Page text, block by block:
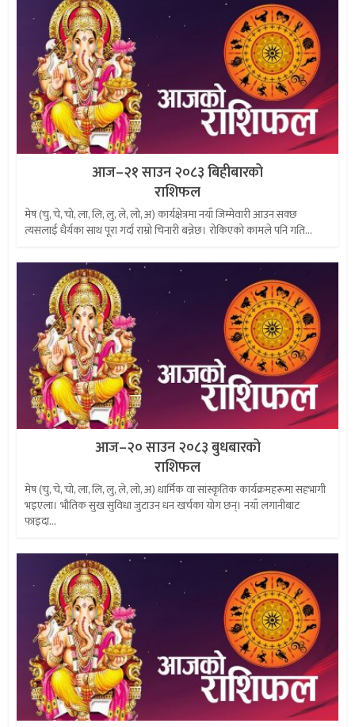
आज–२१ साउन २०८३ बिहीबारको
राशिफल
मेष (चु, चे, चो, ला, लि, लु, ले, लो, अ) कार्यक्षेत्रमा नयाँ जिम्मेवारी आउन सक्छ
त्यसलाई धैर्यका साथ पूरा गर्दा राम्रो चिनारी बन्नेछ। रोकिएको कामले पनि गति...
आज–२० साउन २०८३ बुधबारको
राशिफल
मेष (चु, चे, चो, ला, लि, लु, ले, लो, अ) धार्मिक वा सांस्कृतिक कार्यक्रमहरूमा सहभागी
भइएला। भौतिक सुख सुविधा जुटाउन धन खर्चका योग छन्। नयाँ लगानीबाट
फाइदा...